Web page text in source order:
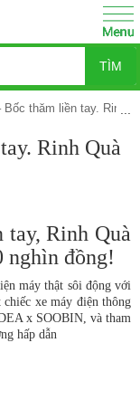
TÌM
Bốc thăm liền tay. Rinh
Rinh Quà
tay, Rinh Quà
nghìn đồng!
máy thật sôi động với
xe máy điện thông
x SOOBIN, và tham
hấp dẫn